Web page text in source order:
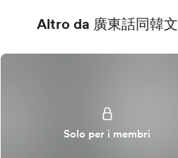
Altro da 廣東話同韓文
Solo per i membri